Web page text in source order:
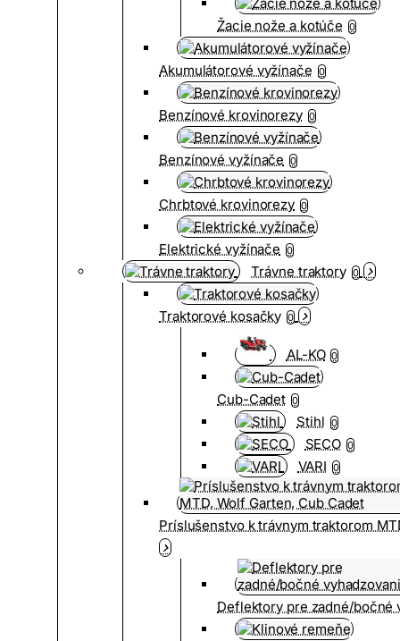
Žacie nože a kotúče 0
Akumulátorové vyžínače 0
Benzínové krovinorezy 0
Benzínové vyžínače 0
Chrbtové krovinorezy 0
Elektrické vyžínače 0
Trávne traktory 0
Traktorové kosačky 0
AL-KO 0
Cub-Cadet 0
Stihl 0
SECO 0
VARI 0
Príslušenstvo k trávnym traktorom
Deflektory pre zadné/bočné